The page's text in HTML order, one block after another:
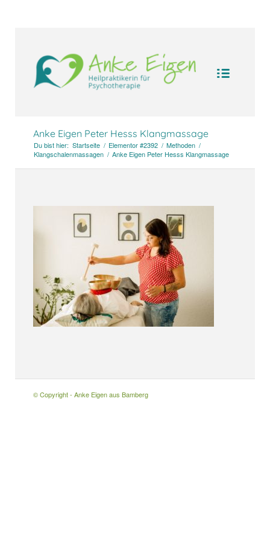
Anke Eigen Peter Hesss Klangmassage
Du bist hier: Startseite / Elementor #2392 / Methoden /
Klangschalenmassagen / Anke Eigen Peter Hesss Klangmassage
© Copyright - Anke Eigen aus Bamberg